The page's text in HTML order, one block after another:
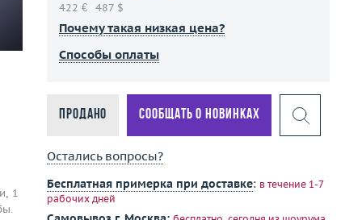
1
422 € 487 $
Почему такая низкая цена?
Способы оплаты
Продано Сообщать о новинках
Остались вопросы?
Бесплатная примерка при доставке: в течение 1-7
рабочих дней